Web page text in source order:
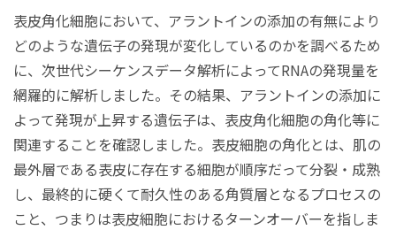
表皮角化細胞において、アラントインの添加の有無により
どのような遺伝子の発現が変化しているのかを調べるため
に、次世代シーケンスデータ解析によってRNAの発現量を
網羅的に解析しました。その結果、アラントインの添加に
よって発現が上昇する遺伝子は、表皮角化細胞の角化等に
関連することを確認しました。表皮細胞の角化とは、肌の
最外層である表皮に存在する細胞が順序だって分裂・成熟
し、最終的に硬くて耐久性のある角質層となるプロセスの
こと、つまりは表皮細胞におけるターンオーバーを指しま